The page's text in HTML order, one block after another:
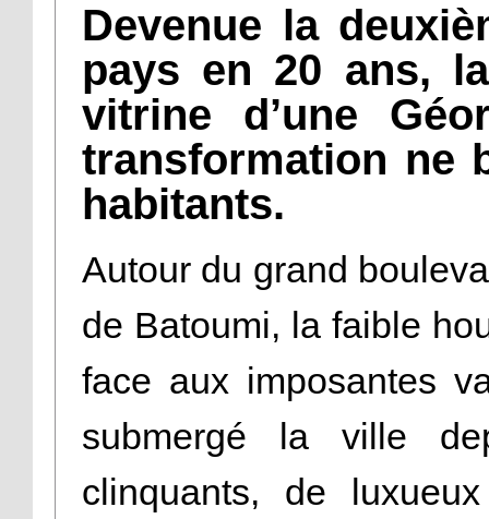
Devenue la
pays en 20 ans,
vitrine d’une
transformation ne
habitants.
Autour du grand
de Batoumi, la faible
face aux imposantes
submergé la ville
clinquants, de